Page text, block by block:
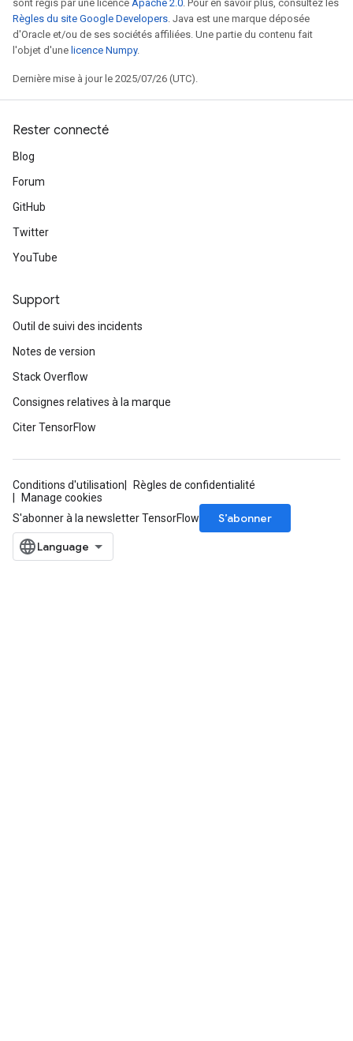
sont régis par une licence Apache 2.0. Pour en savoir plus, consultez les
Règles du site Google Developers. Java est une marque déposée
d'Oracle et/ou de ses sociétés affiliées. Une partie du contenu fait
l'objet d'une licence Numpy.
Dernière mise à jour le 2025/07/26 (UTC).
Rester connecté
Blog
Forum
GitHub
Twitter
YouTube
Support
Outil de suivi des incidents
Notes de version
Stack Overflow
Consignes relatives à la marque
Citer TensorFlow
Conditions d'utilisation
Règles de confidentialité
Manage cookies
S'abonner à la newsletter TensorFlow
S’abonner